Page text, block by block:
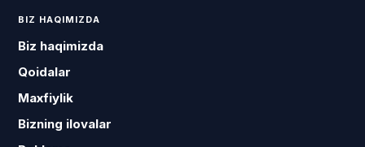
BIZ HAQIMIZDA
Biz haqimizda
Qoidalar
Maxfiylik
Bizning ilovalar